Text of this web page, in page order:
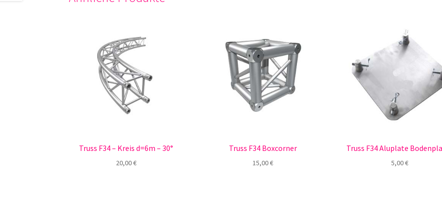
Truss F34 – Kreis d=6m – 30°
20,00€
Truss F34 Boxcorner
15,00€
Truss F34 Aluplate
5,00€